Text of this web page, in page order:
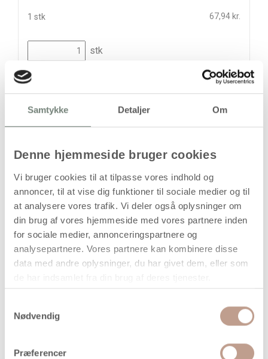
Samtykke Detaljer Om
Denne hjemmeside bruger cookies
Vi bruger cookies til at tilpasse vores indhold og
annoncer, til at vise dig funktioner til sociale medier og til
at analysere vores trafik. Vi deler også oplysninger om
din brug af vores hjemmeside med vores partnere inden
for sociale medier, annonceringspartnere og
analysepartnere. Vores partnere kan kombinere disse
data med andre oplysninger, du har givet dem, eller som
Nødvendig
Præferencer
1 stk 67,94 kr.
stk
67,94kr.
Leveringsomkostninger
Din bestilling er først bindende,
På lager
Levering: 1-3 hverdage